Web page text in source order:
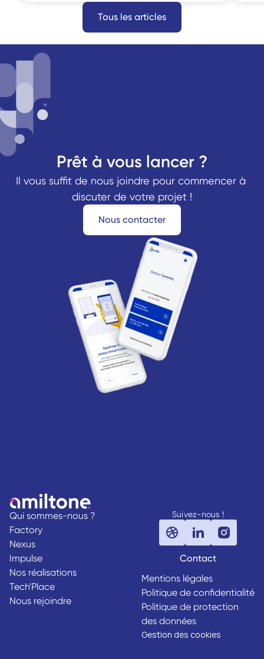
Tous les articles
Prêt à vous lancer ?
Il vous suffit de nous joindre pour commencer à
discuter de votre projet !
Nous contacter
Contact
Suivez-nous !
Mentions légales
Politique de confidentialité
Politique de protection
des données
Gestion des cookies
Qui sommes-nous ?
Factory
Nexus
Impulse
Nos réalisations
Tech'Place
Nous rejoindre